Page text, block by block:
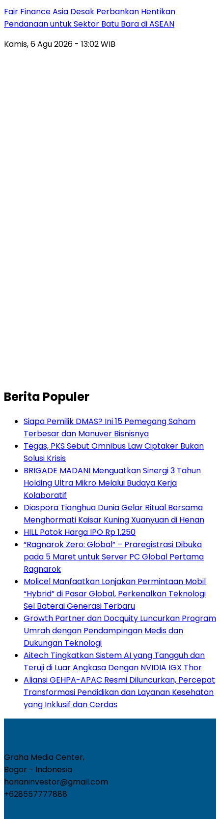
Fair Finance Asia Desak Perbankan Hentikan
Pendanaan untuk Sektor Batu Bara di ASEAN
Kamis, 6 Agu 2026 - 13:02 WIB
Berita Populer
Siapa Pemilik DMAS? Ini 15 Pemegang Saham
Terbesar dan Manuver Bisnisnya
Tegas, PKS Sebut Omnibus Law Ciptaker Bukan
Solusi Krisis
BRIGADE MADANI Menguatkan Sinergi 3 Tahun
Holding Ultra Mikro Melalui Budaya Kerja
Kolaboratif
Diaspora Tionghua Dunia Gelar Ritual Bersama
Menghormati Kaisar Kuning Xuanyuan di Henan
HILL Patok Harga IPO Rp 1.250
“Ragnarok Zero: Global” – Praregistrasi Dibuka
pada 5 Maret untuk Server PC Global Pertama
Ragnarok
Molicel Manfaatkan Lonjakan Permintaan Mobil
“Hybrid” di Pasar Global, Perkenalkan Teknologi
Sel Baterai Generasi Terbaru
Growth Partner dan Docquity Luncurkan Program
Umrah dengan Pendampingan Medis dan
Dukungan Teknologi
Aitech Tingkatkan Sistem AI yang Tangguh dan
Teruji di Luar Angkasa Dengan NVIDIA IGX Thor
Aliansi GEHPA-APAC Resmi Diluncurkan, Percepat
Transformasi Pendidikan dan Layanan Kesehatan
yang Inklusif dan Cerdas
Graha Media Center,
Bogor - Indonesia
harianinvestor@gmail.com
+628557777888